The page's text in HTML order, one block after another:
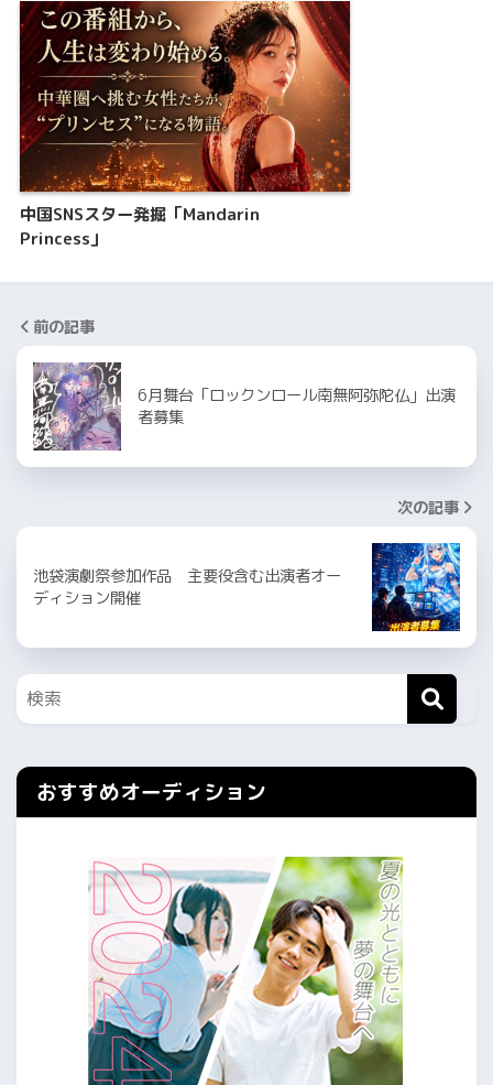
中国SNSスター発掘「Mandarin
Princess」
前の記事
6月舞台「ロックンロール南無阿弥陀仏」出演
者募集
次の記事
池袋演劇祭参加作品 主要役含む出演者オー
ディション開催
おすすめオーディション